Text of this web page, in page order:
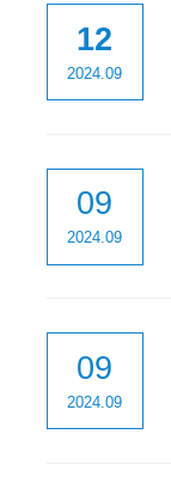
12
2024.09
09
2024.09
09
2024.09